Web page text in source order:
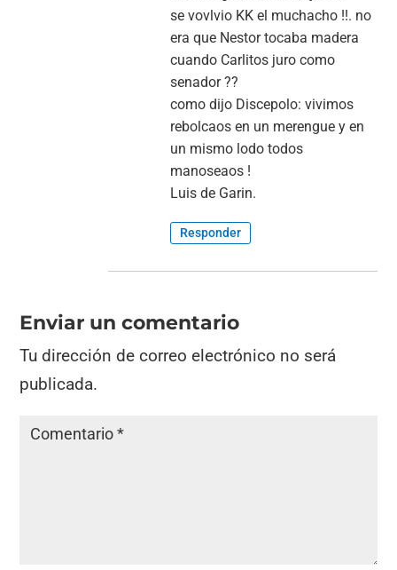
se vovlvio KK el muchacho !!. no
era que Nestor tocaba madera
cuando Carlitos juro como
senador ??
como dijo Discepolo: vivimos
rebolcaos en un merengue y en
un mismo lodo todos
manoseaos !
Luis de Garin.
Responder
Enviar un comentario
Tu dirección de correo electrónico no será
publicada.